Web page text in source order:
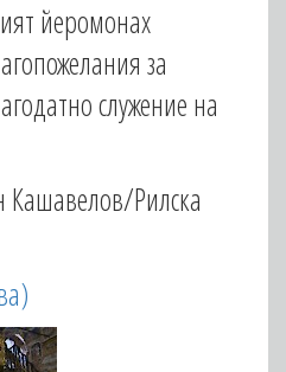
йеромонах
за
служение на
Рилска